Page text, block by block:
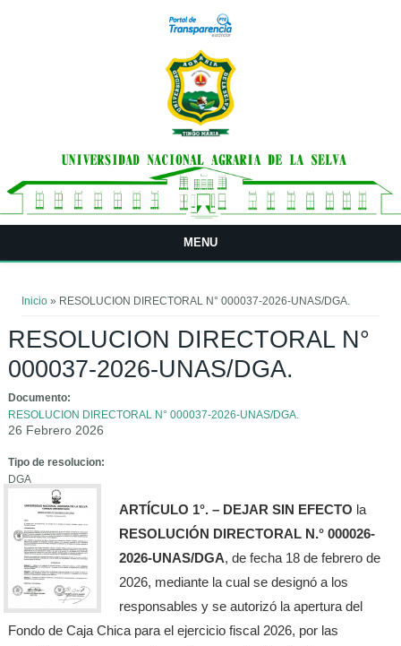
MENU
Inicio » RESOLUCION DIRECTORAL N° 000037-2026-UNAS/DGA.
RESOLUCION DIRECTORAL N°
000037-2026-UNAS/DGA.
Documento:
RESOLUCION DIRECTORAL N° 000037-2026-UNAS/DGA.
26 Febrero 2026
Tipo de resolucion:
DGA
ARTÍCULO 1°. – DEJAR SIN EFECTO la
RESOLUCIÓN DIRECTORAL N.° 000026-
2026-UNAS/DGA, de fecha 18 de febrero de
2026, mediante la cual se designó a los
responsables y se autorizó la apertura del
Fondo de Caja Chica para el ejercicio fiscal 2026, por las